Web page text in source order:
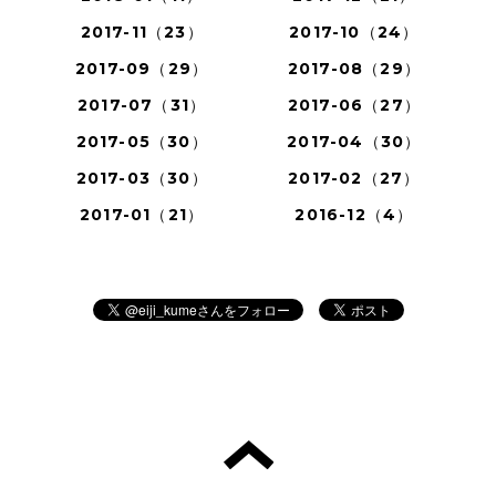
2017-11（23）
2017-10（24）
2017-09（29）
2017-08（29）
2017-07（31）
2017-06（27）
2017-05（30）
2017-04（30）
2017-03（30）
2017-02（27）
2017-01（21）
2016-12（4）